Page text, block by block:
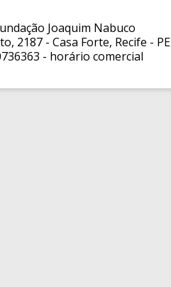
Joaquim Nabuco
2187 - Casa Forte, Recife - PE
- horário comercial